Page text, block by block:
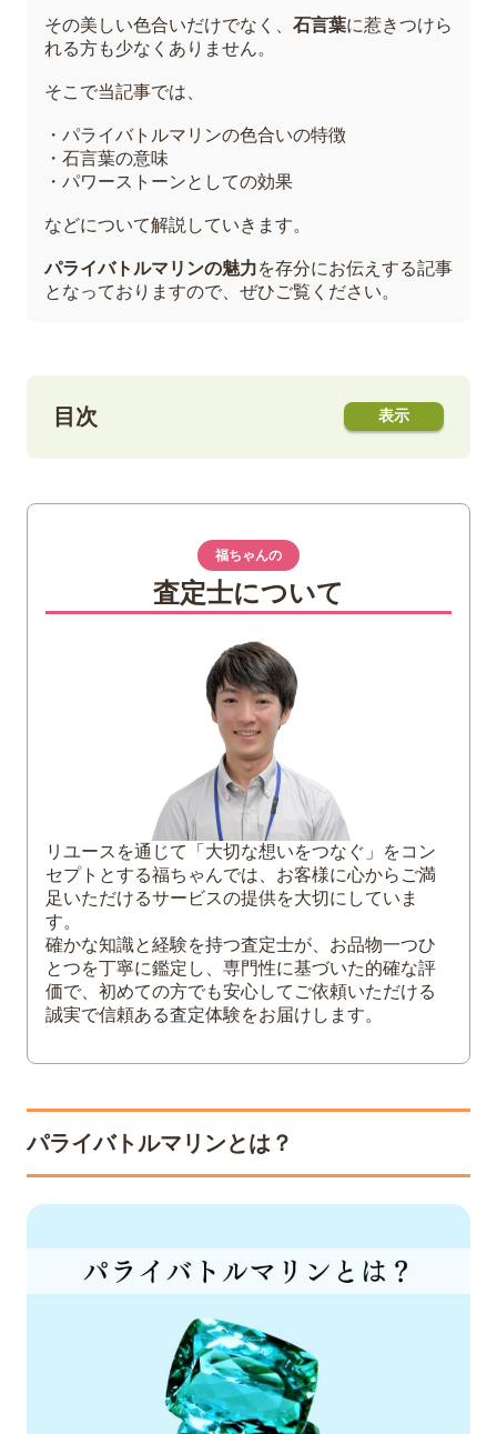
その美しい色合いだけでなく、 石言葉に惹きつけら
れる方も少なくありません。
そこで当記事では、
・パライバトルマリンの色合いの特徴
・石言葉の意味
・パワーストーンとしての効果
などについて解説していきます。
パライバトルマリンの魅力を存分にお伝えする記事
となっておりますので、ぜひご覧ください。
目次
パライバトルマリンの石言葉
パライバトルマリンの「パワーストーン」
パライバトルマリンは「魅力的な石言葉」
を持つ宝石
福ちゃんの
査定士について
リユースを通じて「大切な想いをつなぐ」をコン
セプトとする福ちゃんでは、お客様に心からご満
足いただけるサービスの提供を大切にしていま
す。
確かな知識と経験を持つ査定士が、お品物一つひ
とつを丁寧に鑑定し、専門性に基づいた的確な評
価で、初めての方でも安心してご依頼いただける
誠実で信頼ある査定体験をお届けします。
パライバトルマリンとは？